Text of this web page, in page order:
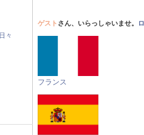
々
ゲスト さん、いらっしゃいませ。
フランス